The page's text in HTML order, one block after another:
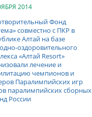
2014
Фонд
совместно с ПКР в
Алтай на базе
оздоровительного
«Алтай Resort»
лечение и
чемпионов и
Паралимпийских игр
паралимпийских сборных
России